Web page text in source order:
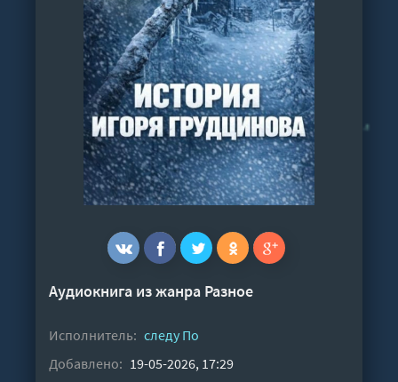
Аудиокнига из жанра Разное
Исполнитель: следу По
Добавлено: 19-05-2026, 17:29